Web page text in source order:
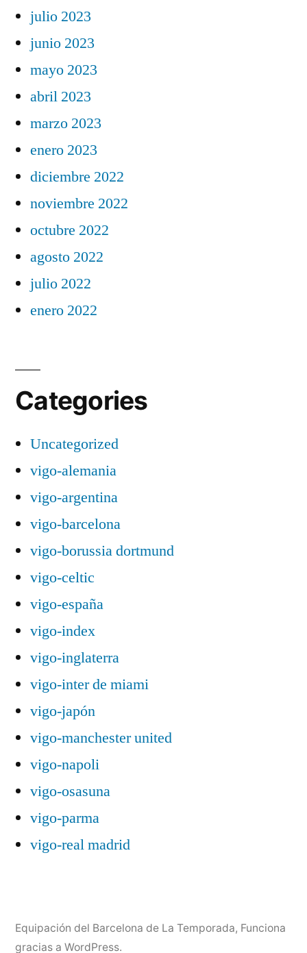
julio 2023
junio 2023
mayo 2023
abril 2023
marzo 2023
enero 2023
diciembre 2022
noviembre 2022
octubre 2022
agosto 2022
julio 2022
enero 2022
Categories
Uncategorized
vigo-alemania
vigo-argentina
vigo-barcelona
vigo-borussia dortmund
vigo-celtic
vigo-españa
vigo-index
vigo-inglaterra
vigo-inter de miami
vigo-japón
vigo-manchester united
vigo-napoli
vigo-osasuna
vigo-parma
vigo-real madrid
Equipación del Barcelona de La Temporada, Funciona
gracias a WordPress.